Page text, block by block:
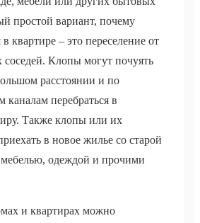
простой вариант, почему
квартире – это переселение от
соседей. Клопы могут почуять
расстоянии и по
перебраться в
Также клопы или их
в новое жилье со старой
одеждой и прочими
и квартирах можно